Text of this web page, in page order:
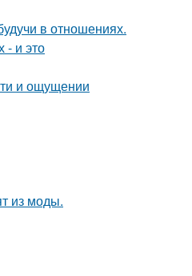
в отношениях.
- и это
и ощущении
из моды.